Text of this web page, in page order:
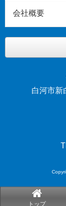
トップ
会社概要
白河市新